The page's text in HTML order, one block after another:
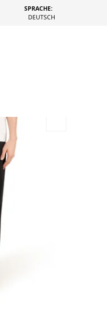
SPRACHE:
DEUTSCH